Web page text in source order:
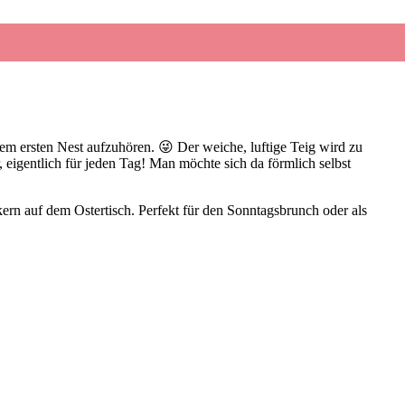
ersten Nest aufzuhören. 😜 Der weiche, luftige Teig wird zu
für jeden Tag! Man möchte sich da förmlich selbst
auf dem Ostertisch. Perfekt für den Sonntagsbrunch oder als